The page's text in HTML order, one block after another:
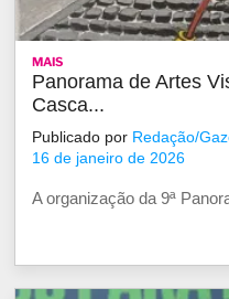
MAIS
Panorama de Artes
Casca...
Publicado por Redação/
16 de janeiro de 2026
A organização da 9ª